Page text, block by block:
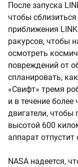
После запуска
чтобы
приближения
ракурсов, чтобы
осмотреть
повреждений от
спланировать,
«Свифт» тремя
и в течение
двигатели, чтобы
высотой 600
аппарат отпустит
NASA надеется,